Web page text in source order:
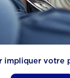
impliquer votre